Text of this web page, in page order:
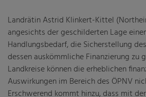
Landrätin Astrid Klinkert-Kittel
angesichts der geschilderten Lage
Handlungsbedarf, die Sicherstellung
dessen auskömmliche Finanzierung zu
Landkreise können die erheblichen
Auswirkungen im Bereich des ÖPNV
Erschwerend kommt hinzu, dass mit